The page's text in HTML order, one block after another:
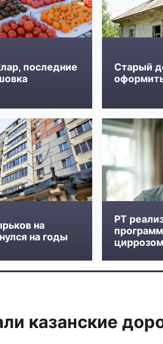
последние
Старый
на
на годы
РТ
казанские